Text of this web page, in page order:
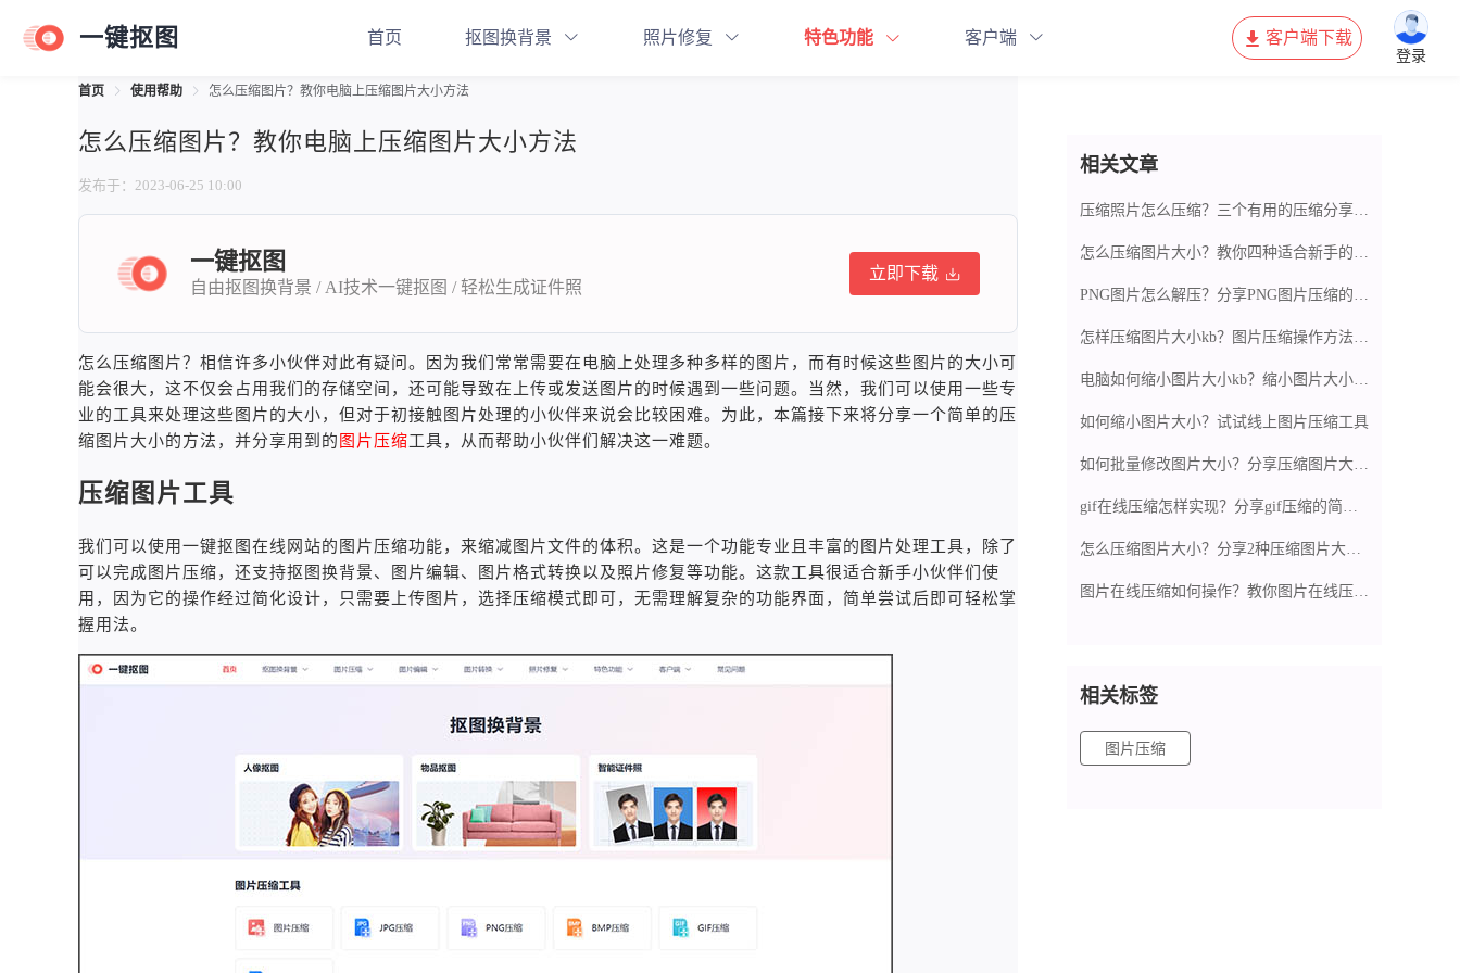
一键抠图 首页 抠图换背景 照片修复 特色功能 客户端 客户端下载
登录
首页 使用帮助 怎么压缩图片？教你电脑上压缩图片大小方法
怎么压缩图片？教你电脑上压缩图片大小方法
发布于：2023-06-25 10:00
一键抠图
自由抠图换背景 / AI技术一键抠图 / 轻松生成证件照
立即下载
怎么压缩图片？相信许多小伙伴对此有疑问。因为我们常常需要在电脑上处理多种多样的图片，而有时候这些图片的大小可
能会很大，这不仅会占用我们的存储空间，还可能导致在上传或发送图片的时候遇到一些问题。当然，我们可以使用一些专
业的工具来处理这些图片的大小，但对于初接触图片处理的小伙伴来说会比较困难。为此，本篇接下来将分享一个简单的压
缩图片大小的方法，并分享用到的 图片压缩工具，从而帮助小伙伴们解决这一难题。
压缩图片工具
我们可以使用一键抠图在线网站的图片压缩功能，来缩减图片文件的体积。这是一个功能专业且丰富的图片处理工具，除了
可以完成图片压缩，还支持抠图换背景、图片编辑、图片格式转换以及照片修复等功能。这款工具很适合新手小伙伴们使
用，因为它的操作经过简化设计，只需要上传图片，选择压缩模式即可，无需理解复杂的功能界面，简单尝试后即可轻松掌
握用法。
相关文章
压缩照片怎么压缩？三个有用的压缩分享给你
怎么压缩图片大小？教你四种适合新手的简易照片压缩方法！
PNG图片怎么解压？分享PNG图片压缩的方法
怎样压缩图片大小kb？图片压缩操作方法分享
电脑如何缩小图片大小kb？缩小图片大小的方法介绍
如何缩小图片大小？试试线上图片压缩工具
如何批量修改图片大小？分享压缩图片大小的方法
gif在线压缩怎样实现？分享gif压缩的简单方法
怎么压缩图片大小？分享2种压缩图片大小方法
图片在线压缩如何操作？教你图片在线压缩工具使用方法
相关标签
图片压缩